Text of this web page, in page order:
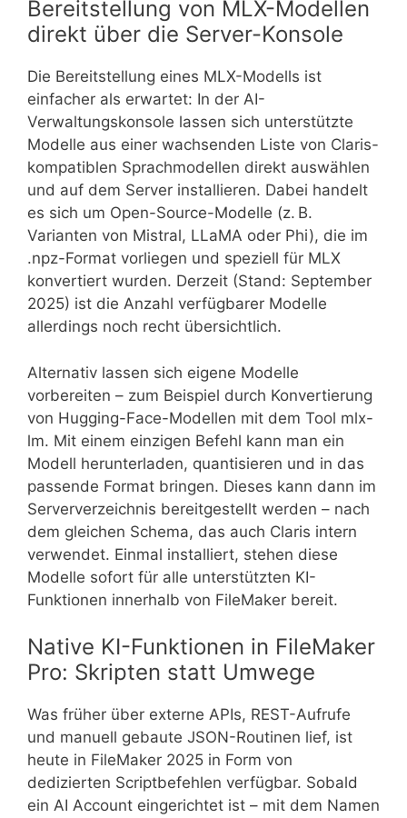
Bereitstellung von MLX-Modellen
direkt über die Server-Konsole
Die Bereitstellung eines MLX-Modells ist
einfacher als erwartet: In der AI-
Verwaltungskonsole lassen sich unterstützte
Modelle aus einer wachsenden Liste von Claris-
kompatiblen Sprachmodellen direkt auswählen
und auf dem Server installieren. Dabei handelt
es sich um Open-Source-Modelle (z. B.
Varianten von Mistral, LLaMA oder Phi), die im
.npz-Format vorliegen und speziell für MLX
konvertiert wurden. Derzeit (Stand: September
2025) ist die Anzahl verfügbarer Modelle
allerdings noch recht übersichtlich.
Alternativ lassen sich eigene Modelle
vorbereiten – zum Beispiel durch Konvertierung
von Hugging-Face-Modellen mit dem Tool mlx-
lm. Mit einem einzigen Befehl kann man ein
Modell herunterladen, quantisieren und in das
passende Format bringen. Dieses kann dann im
Serververzeichnis bereitgestellt werden – nach
dem gleichen Schema, das auch Claris intern
verwendet. Einmal installiert, stehen diese
Modelle sofort für alle unterstützten KI-
Funktionen innerhalb von FileMaker bereit.
Native KI-Funktionen in FileMaker
Pro: Skripten statt Umwege
Was früher über externe APIs, REST-Aufrufe
und manuell gebaute JSON-Routinen lief, ist
heute in FileMaker 2025 in Form von
dedizierten Scriptbefehlen verfügbar. Sobald
ein AI Account eingerichtet ist – mit dem Namen